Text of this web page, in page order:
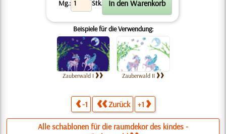
Mg.: Stk.
Beispiele für die Verwendung:
Zauberwald I Zauberwald II
-1 Zurück +1
Alle schablonen für die raumdekor des kindes -